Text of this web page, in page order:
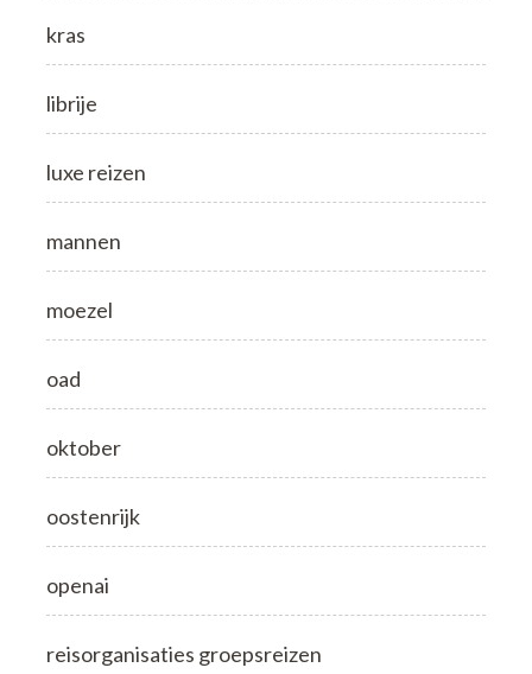
kras
librije
luxe reizen
mannen
moezel
oad
oktober
oostenrijk
openai
reisorganisaties groepsreizen